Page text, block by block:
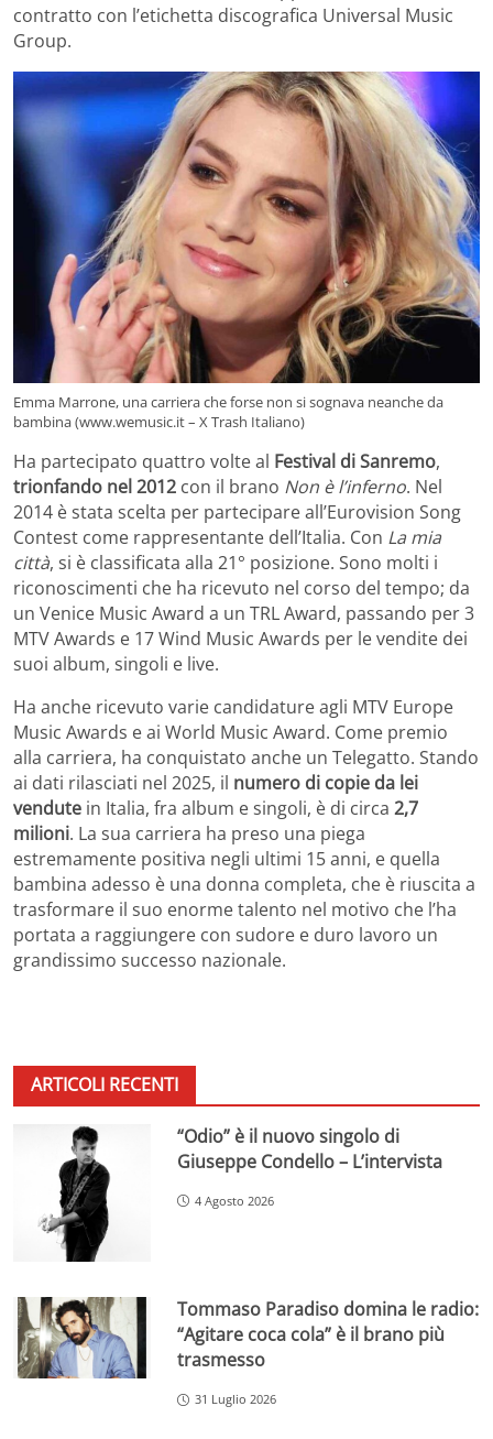
contratto con l’etichetta discografica Universal Music
Group.
Emma Marrone, una carriera che forse non si sognava neanche da
bambina (www.wemusic.it – X Trash Italiano)
Ha partecipato quattro volte al Festival di Sanremo,
trionfando nel 2012 con il brano Non è l’inferno. Nel
2014 è stata scelta per partecipare all’Eurovision Song
Contest come rappresentante dell’Italia. Con La mia
città, si è classificata alla 21° posizione. Sono molti i
riconoscimenti che ha ricevuto nel corso del tempo; da
un Venice Music Award a un TRL Award, passando per 3
MTV Awards e 17 Wind Music Awards per le vendite dei
suoi album, singoli e live.
Ha anche ricevuto varie candidature agli MTV Europe
Music Awards e ai World Music Award. Come premio
alla carriera, ha conquistato anche un Telegatto. Stando
ai dati rilasciati nel 2025, il numero di copie da lei
vendute in Italia, fra album e singoli, è di circa 2,7
milioni. La sua carriera ha preso una piega
estremamente positiva negli ultimi 15 anni, e quella
bambina adesso è una donna completa, che è riuscita a
trasformare il suo enorme talento nel motivo che l’ha
portata a raggiungere con sudore e duro lavoro un
grandissimo successo nazionale.
ARTICOLI RECENTI
“Odio” è il nuovo singolo di
Giuseppe Condello – L’intervista
4 Agosto 2026
Tommaso Paradiso domina le radio:
“Agitare coca cola” è il brano più
trasmesso
31 Luglio 2026